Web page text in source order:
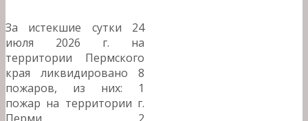
За истекшие сутки 24
июля 2026 г. на
территории Пермского
края ликвидировано 8
пожаров, из них: 1
пожар на территории г.